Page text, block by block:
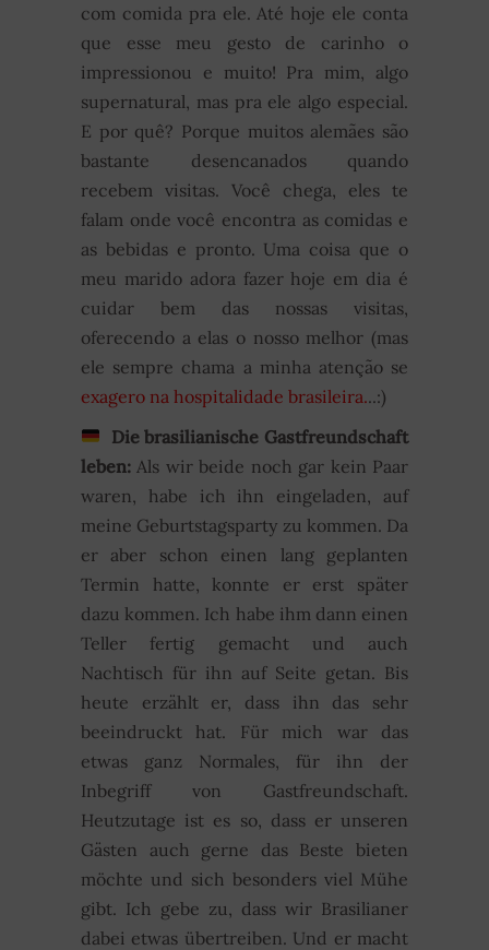
com comida pra ele. Até hoje ele conta
que esse meu gesto de carinho o
impressionou e muito! Pra mim, algo
supernatural, mas pra ele algo especial.
E por quê? Porque muitos alemães são
bastante desencanados quando
recebem visitas. Você chega, eles te
falam onde você encontra as comidas e
as bebidas e pronto. Uma coisa que o
meu marido adora fazer hoje em dia é
cuidar bem das nossas visitas,
oferecendo a elas o nosso melhor (mas
ele sempre chama a minha atenção se
exagero na hospitalidade brasileira...:)
Die brasilianische Gastfreundschaft
leben: Als wir beide noch gar kein Paar
waren, habe ich ihn eingeladen, auf
meine Geburtstagsparty zu kommen. Da
er aber schon einen lang geplanten
Termin hatte, konnte er erst später
dazu kommen. Ich habe ihm dann einen
Teller fertig gemacht und auch
Nachtisch für ihn auf Seite getan. Bis
heute erzählt er, dass ihn das sehr
beeindruckt hat. Für mich war das
etwas ganz Normales, für ihn der
Inbegriff von Gastfreundschaft.
Heutzutage ist es so, dass er unseren
Gästen auch gerne das Beste bieten
möchte und sich besonders viel Mühe
gibt. Ich gebe zu, dass wir Brasilianer
dabei etwas übertreiben. Und er macht